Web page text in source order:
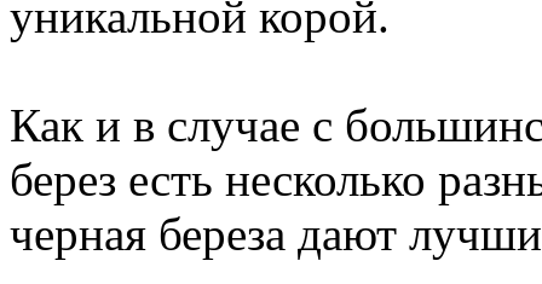
уникальной корой.
Как и в случае с
берез есть несколько
черная береза ​​дают